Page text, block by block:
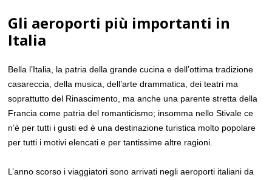
Gli aeroporti più importanti in
Italia
Bella l’Italia, la patria della grande cucina e dell’ottima tradizione
casareccia, della musica, dell’arte drammatica, dei teatri ma
soprattutto del Rinascimento, ma anche una parente stretta della
Francia come patria del romanticismo; insomma nello Stivale ce
n’è per tutti i gusti ed è una destinazione turistica molto popolare
per tutti i motivi elencati e per tantissime altre ragioni.
L’anno scorso i viaggiatori sono arrivati negli aeroporti italiani da